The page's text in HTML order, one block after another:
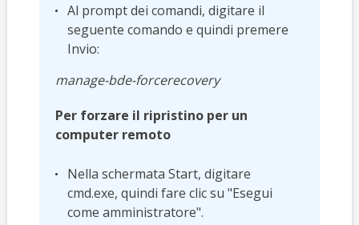
Al prompt dei comandi, digitare il
seguente comando e quindi premere
Invio:
manage-bde-forcerecovery
Per forzare il ripristino per un
computer remoto
Nella schermata Start, digitare
cmd.exe, quindi fare clic su "Esegui
come amministratore".